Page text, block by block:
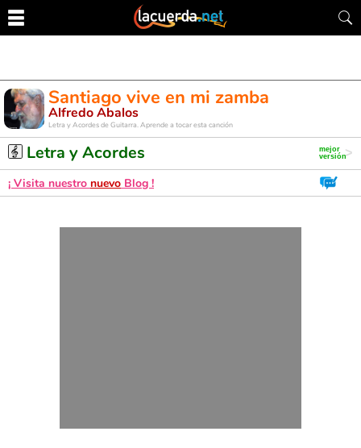
Santiago vive en mi zamba
Alfredo Abalos
Letra y Acordes de Guitarra. Aprende a tocar esta canción
Letra y Acordes
¡ Visita nuestro nuevo Blog !